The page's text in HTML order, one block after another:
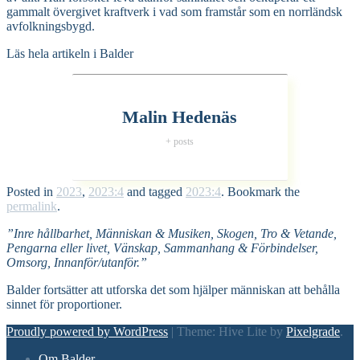
gammalt övergivet kraftverk i vad som framstår som en norrländsk
avfolkningsbygd.
Läs hela artikeln i Balder
Malin Hedenäs
+ posts
Posted in 2023, 2023:4 and tagged 2023:4. Bookmark the
permalink.
”Inre hållbarhet, Människan & Musiken, Skogen, Tro & Vetande,
Pengarna eller livet, Vänskap, Sammanhang & Förbindelser,
Omsorg, Innanför/utanför.”
Balder fortsätter att utforska det som hjälper människan att behålla
sinnet för proportioner.
Proudly powered by WordPress | Theme: Hive Lite by Pixelgrade.
Footer